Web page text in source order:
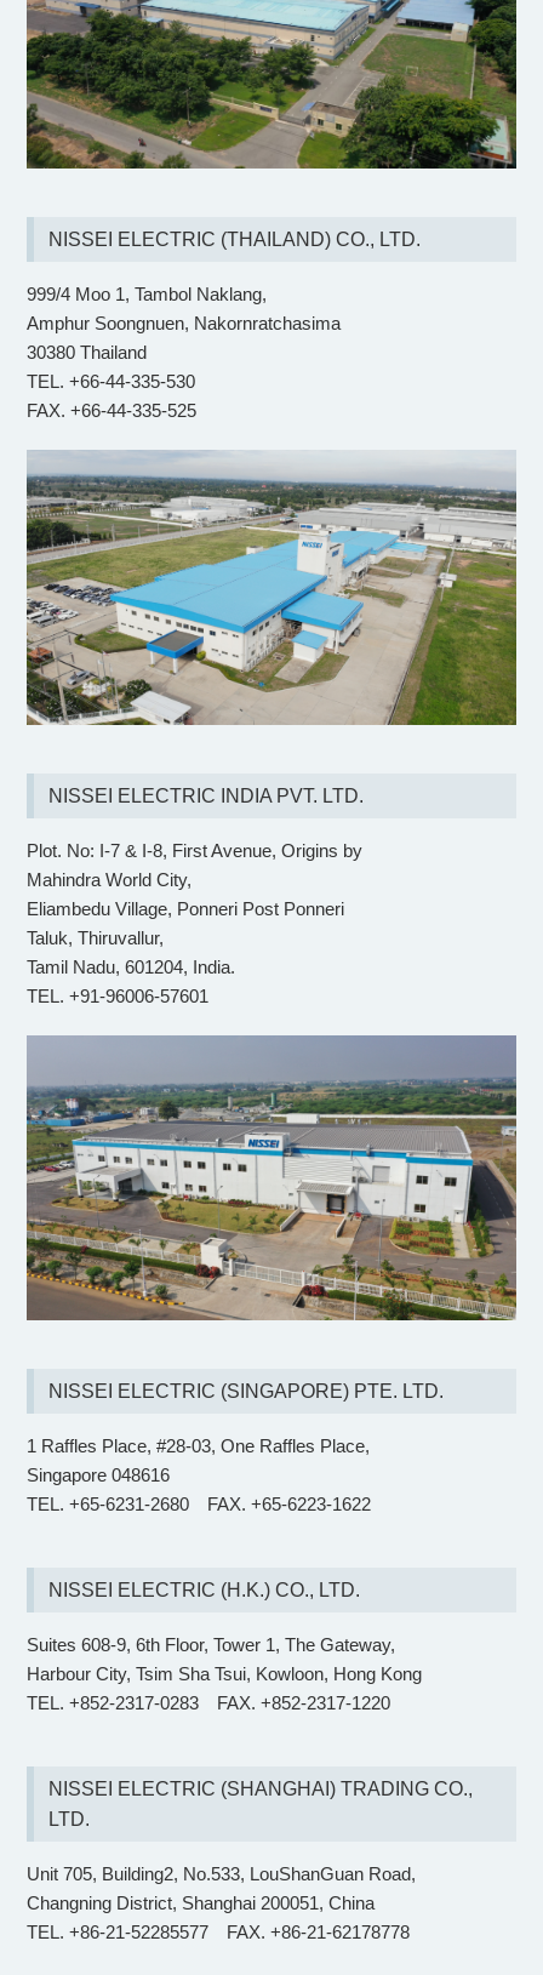
NISSEI ELECTRIC (THAILAND) CO., LTD.
999/4 Moo 1, Tambol Naklang,
Amphur Soongnuen, Nakornratchasima
30380 Thailand
TEL. +66-44-335-530
FAX. +66-44-335-525
NISSEI ELECTRIC INDIA PVT. LTD.
Plot. No: I-7 & I-8, First Avenue, Origins by
Mahindra World City,
Eliambedu Village, Ponneri Post Ponneri
Taluk, Thiruvallur,
Tamil Nadu, 601204, India.
TEL. +91-96006-57601
NISSEI ELECTRIC (SINGAPORE) PTE. LTD.
1 Raffles Place, #28-03, One Raffles Place,
Singapore 048616
TEL. +65-6231-2680 FAX. +65-6223-1622
NISSEI ELECTRIC (H.K.) CO., LTD.
Suites 608-9, 6th Floor, Tower 1, The Gateway,
Harbour City, Tsim Sha Tsui, Kowloon, Hong Kong
TEL. +852-2317-0283 FAX. +852-2317-1220
NISSEI ELECTRIC (SHANGHAI) TRADING CO.,
LTD.
Unit 705, Building2, No.533, LouShanGuan Road,
Changning District, Shanghai 200051, China
TEL. +86-21-52285577 FAX. +86-21-62178778